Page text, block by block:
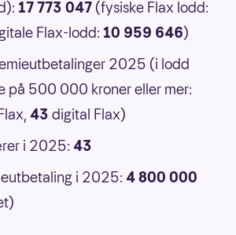
17 773 047 (fysiske Flax lodd:
Flax-lodd:10 959 646)
2025 (i lodd
på 500 000 kroner eller mer:
43 digital Flax)
i 2025: 43
i 2025: 4 800 000